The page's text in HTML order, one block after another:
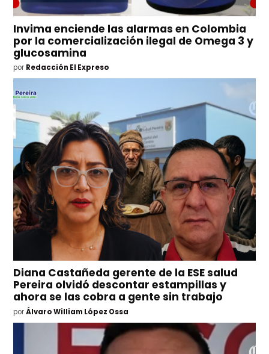
Invima enciende las alarmas en Colombia
por la comercialización ilegal de Omega 3 y
glucosamina
por Redacción El Expreso
Diana Castañeda gerente de la ESE salud
Pereira olvidó descontar estampillas y
ahora se las cobra a gente sin trabajo
por Álvaro William López Ossa